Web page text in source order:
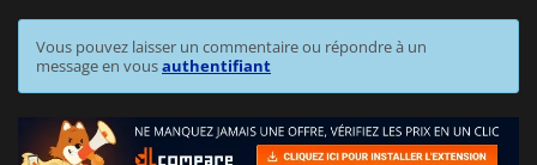
Vous pouvez laisser un commentaire ou répondre à un
message en vousauthentifiant